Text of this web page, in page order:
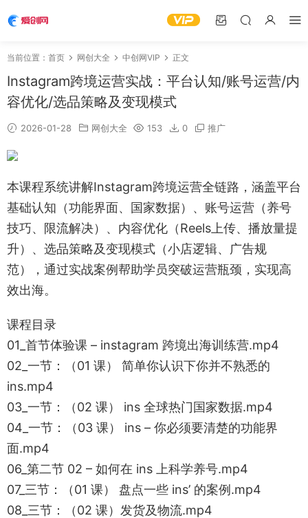
当前位置： 首页 网创大全 中创网VIP 正文
Instagram跨境运营实战：平台认知/账号运营/内
容优化/选品策略及变现模式
2026-01-28 网创大全 153 0 推广
本课程系统讲解Instagram跨境运营全链路，涵盖平台
基础认知（功能界面、国家数据）、账号运营（养号
技巧、限流解决）、内容优化（Reels上传、播放量提
升）、选品策略及变现模式（小店逻辑、广告规
范），通过实战案例帮助学员突破运营瓶颈，实现高
效出海。
课程目录
01_首节体验课 – instagram 跨境出海训练营.mp4
02_一节：（01 课） 简单你认识下你并不熟悉的
ins.mp4
03_一节：（02 课） ins 全球热门国家数据.mp4
04_一节：（03 课） ins – 你必须要清楚的功能界
面.mp4
06_第二节 02 – 如何在 ins 上科学养号.mp4
07_三节：（01 课） 盘点一些 ins’ 的案例.mp4
08_三节：（02 课）发货及物流.mp4